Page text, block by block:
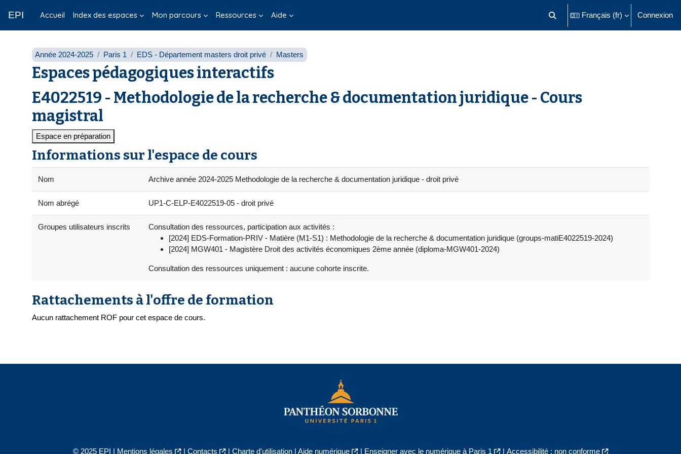
EPI Accueil Index des espaces Mon parcours Ressources Aide Activer/désactiver la saisie de
Français ‎(fr)‎ Connexion
Année 2024-2025 Paris 1 EDS - Département masters droit privé Masters
Espaces pédagogiques interactifs
E4022519 - Methodologie de la recherche & documentation juridique - Cours
magistral
Espace en préparation
Informations sur l'espace de cours
Nom Archive année 2024-2025 Methodologie de la recherche & documentation juridique - droit privé
Nom abrégé UP1-C-ELP-E4022519-05 - droit privé
Groupes utilisateurs inscrits
Consultation des ressources, participation aux activités :
[2024] EDS-Formation-PRIV - Matière (M1-S1) : Methodologie de la recherche & documentation juridique (groups-matiE4022519-2024)
[2024] MGW401 - Magistère Droit des activités économiques 2ème année (diploma-MGW401-2024)
Consultation des ressources uniquement : aucune cohorte inscrite.
Rattachements à l'offre de formation
Aucun rattachement ROF pour cet espace de cours.
© 2025 EPI | Mentions légales | Contacts | Charte d'utilisation| Aide numérique | Enseigner avec le numérique à Paris 1 | Accessibilité : non conforme